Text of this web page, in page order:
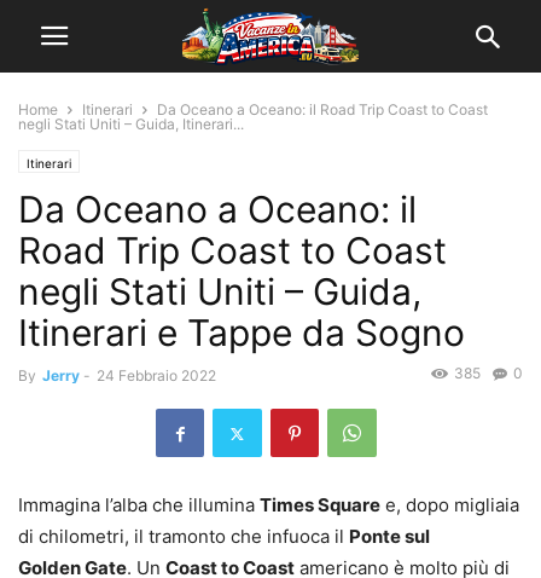
Home Itinerari
Da Oceano a Oceano: il Road Trip Coast to Coast
negli Stati Uniti – Guida, Itinerari...
Itinerari
Da Oceano a Oceano: il
Road Trip Coast to Coast
negli Stati Uniti – Guida,
Itinerari e Tappe da Sogno
By Jerry - 24 Febbraio 2022 0
385
Immagina l’alba che illumina Times Square e, dopo migliaia
di chilometri, il tramonto che infuoca il Ponte sul
Golden Gate. Un Coast to Coast americano è molto più di